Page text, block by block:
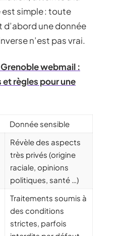
simple : toute
d’abord une donnée
n’est pas vrai.
webmail :
règles pour une
Donnée sensible
Révèle des aspects
très privés (origine
raciale, opinions
politiques, santé …)
Traitements soumis à
des conditions
strictes, parfois